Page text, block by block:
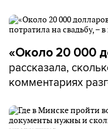
«Около 20 000
рассказала,
комментариях